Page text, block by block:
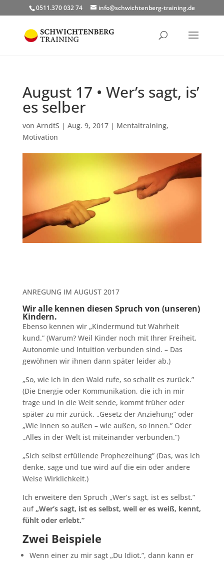
0511.370 032 74 info@schwichtenberg-training.de
August 17 • Wer’s sagt, is’
es selber
von ArndtS | Aug. 9, 2017| Mentaltraining,
Motivation
ANREGUNG IM AUGUST 2017
Wir alle kennen diesen Spruch von (unseren)
Kindern.
Ebenso kennen wir „Kindermund tut Wahrheit
kund.” (Warum? Weil Kinder noch mit Ihrer Freiheit,
Autonomie und Intuition verbunden sind. – Das
gewöhnen wir ihnen dann später leider ab.)
„So, wie ich in den Wald rufe, so schallt es zurück.”
(Die Energie oder Kommunikation, die ich in mir
trage und in die Welt sende, kommt früher oder
später zu mir zurück. „Gesetz der Anziehung” oder
„Wie innen so außen – wie außen, so innen.” Oder
„Alles in der Welt ist miteinander verbunden.”)
„Sich selbst erfüllende Prophezeihung” (Das, was ich
denke, sage und tue wird auf die ein oder andere
Weise Wirklichkeit.)
Ich erweitere den Spruch „Wer’s sagt, ist es selbst.”
auf„Wer’s sagt, ist es selbst, weil er es weiß, kennt,
fühlt oder erlebt.”
Zwei Beispiele
Wenn einer zu mir sagt „Du Idiot.”, dann kann er